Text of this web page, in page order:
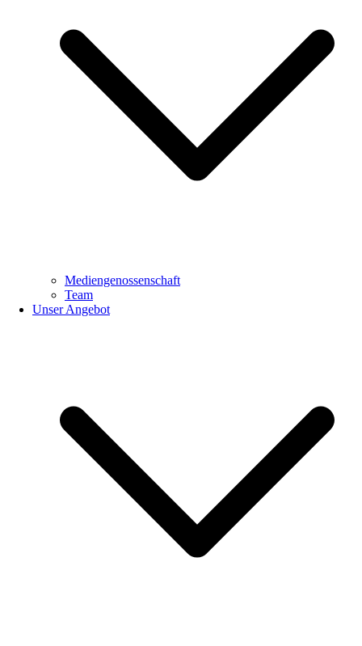
Mediengenossenschaft
Team
Unser Angebot